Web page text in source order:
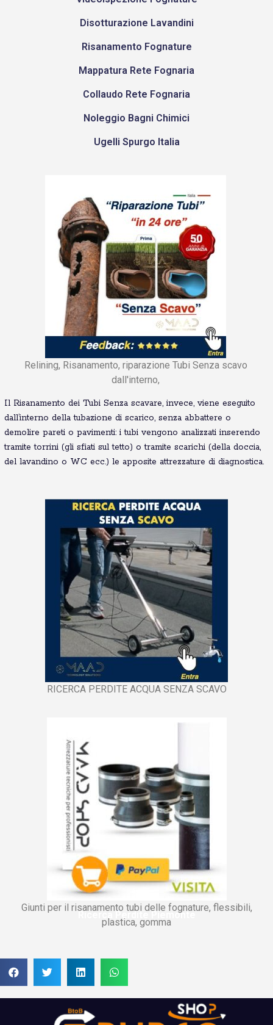
Disotturazione Lavandini
Risanamento Fognature
Mappatura Rete Fognaria
Collaudo Rete Fognaria
Noleggio Bagni Chimici
Ugelli Spurgo Italia
Relining, Risanamento, riparazione Tubi Senza scavo
dall'interno,
Il Risanamento dei Tubi Senza scavare, invece, viene eseguito
dall’interno della tubazione di scarico, senza abbattere o
demolire pareti o pavimenti: i tubi vengono analizzati inserendo
tramite torrini (gli sfiati sul tetto) o tramite scarichi (della doccia,
del lavandino o WC ecc.) le apposite attrezzature di diagnostica.
RICERCA PERDITE ACQUA SENZA SCAVO
Giunti per il risanamento tubi delle fognature, flessibili,
plastica, gomma
Ricerca Perdite Piemonte